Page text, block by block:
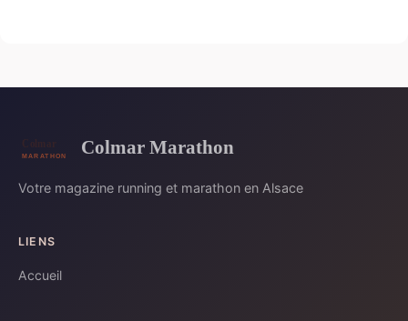
Colmar Marathon
Votre magazine running et marathon en Alsace
LIENS
Accueil